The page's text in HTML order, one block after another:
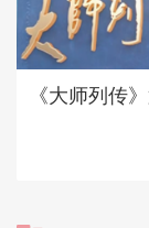
《大师列传